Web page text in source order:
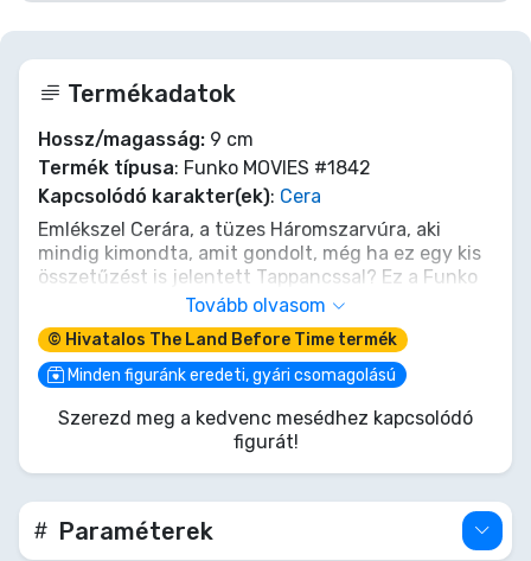
Termékadatok
Hossz/magasság: 9 cm
Termék típusa: Funko MOVIES #1842
Kapcsolódó karakter(ek): Cera
Emlékszel Cerára, a tüzes Háromszarvúra, aki
mindig kimondta, amit gondolt, még ha ez egy kis
összetűzést is jelentett Tappancssal? Ez a Funko
POP! megragadja makacs szellemét és
tagadhatatlan bátorságát a Nagy Völgy felé
vezető veszélyes úton. Add hozzá ezt a 9 cm-es
vinyl figurát a csordádhoz, és hagyd, hogy
emlékeztessen: a legkeményebb külső is hűséges
szívet rejthet. Tökéletes nosztalgia, készen arra,
hogy polcodon őrködjön bármely Élesfogú ellen!
Tovább olvasom
© Hivatalos The Land Before Time termék
Minden figuránk eredeti, gyári csomagolású
Szerezd meg a kedvenc mesédhez kapcsolódó
figurát!
Paraméterek